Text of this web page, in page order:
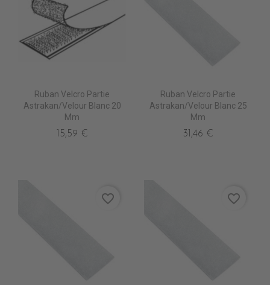
Ruban Velcro Partie
Astrakan/Velour Blanc 20
Mm
15,59 €
Ruban Velcro Partie
Astrakan/Velour Blanc 25
Mm
31,46 €
favorite_border favorite_border